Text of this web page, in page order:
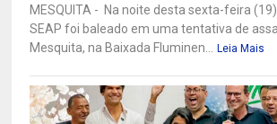
MESQUITA - Na noite desta sexta-feira
SEAP foi baleado em uma tentativa de
Mesquita, na Baixada Fluminen...
Leia Mais